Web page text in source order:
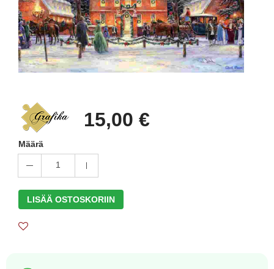
15,00 €
Määrä
1
LISÄÄ OSTOSKORIIN